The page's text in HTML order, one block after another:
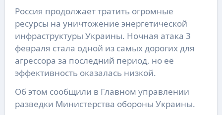
Россия продолжает тратить огромные
ресурсы на уничтожение энергетической
инфраструктуры Украины. Ночная атака 3
февраля стала одной из самых дорогих для
агрессора за последний период, но её
эффективность оказалась низкой.
Об этом сообщили в Главном управлении
разведки Министерства обороны Украины.